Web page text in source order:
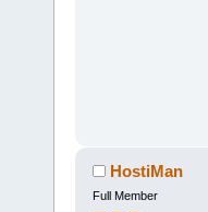
HostiMan
Full Member